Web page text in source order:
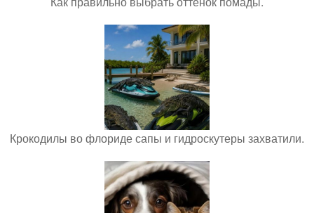
Крокодилы во флориде сапы и гидроскутеры захватили.